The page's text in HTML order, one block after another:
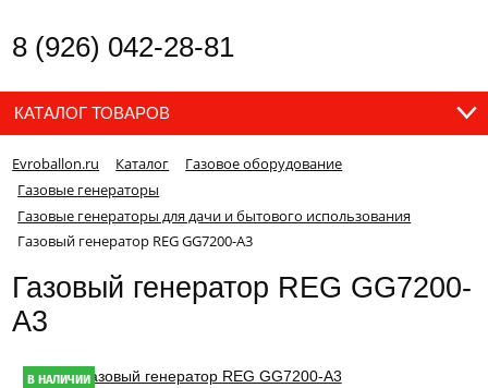
8 (926) 042-28-81
КАТАЛОГ ТОВАРОВ
Evroballon.ru Каталог
Газовое оборудование
Газовые генераторы
Газовые генераторы для дачи и бытового использования
Газовый генератор REG GG7200-А3
Газовый генератор REG GG7200-
А3
В НАЛИЧИИ